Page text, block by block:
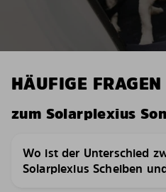
HÄUFIGE FRAGEN
zum Solarplexius
Wo ist der Unterschied
Solarplexius Scheiben